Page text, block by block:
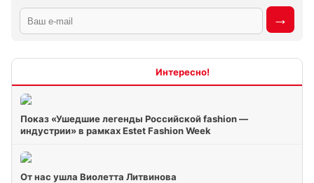
Показ «Ушедшие легенды Российской fashion —
индустрии» в рамках Estet Fashion Week
От нас ушла Виолетта Литвинова